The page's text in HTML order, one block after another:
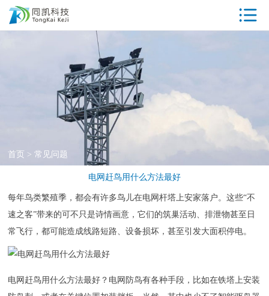
ISO资质
荣誉资质
客户案例
新闻中心
首页 >常见问题
电网赶鸟用什么方法最好
每年鸟类繁殖季，都会有许多鸟儿在电网杆塔上安家落户。这些“不
速之客”带来的可不只是诗情画意，它们的筑巢活动、排泄物甚至日
常飞行，都可能造成线路短路、设备损坏，甚至引发大面积停电。
电网赶鸟用什么方法最好？电网防鸟有各种手段，比如在铁塔上安装